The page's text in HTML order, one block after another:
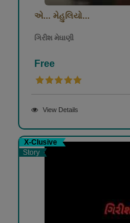
એ... મેહુલિયો...
ગિરીશ મેઘાણી
Free
View Details
X-Clusive
Story